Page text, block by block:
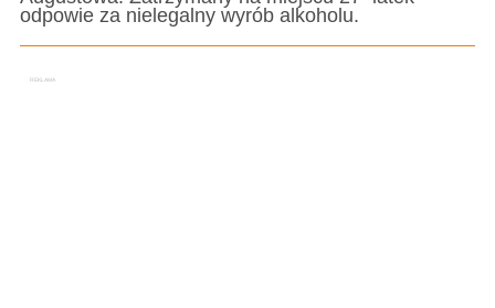
odpowie za nielegalny wyrób alkoholu.